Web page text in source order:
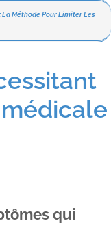
La Méthode Pour Limiter Les
qui